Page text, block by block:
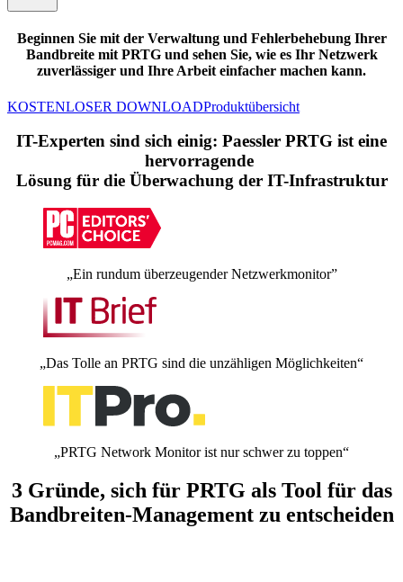
Beginnen Sie mit der Verwaltung und Fehlerbehebung Ihrer
Bandbreite mit PRTG und sehen Sie, wie es Ihr Netzwerk
zuverlässiger und Ihre Arbeit einfacher machen kann.
KOSTENLOSER DOWNLOADProduktübersicht
IT-Experten sind sich einig: Paessler PRTG ist eine
hervorragende
Lösung für die Überwachung der IT-Infrastruktur
„Ein rundum überzeugender Netzwerkmonitor”
„Das Tolle an PRTG sind die unzähligen Möglichkeiten“
„PRTG Network Monitor ist nur schwer zu toppen“
3 Gründe, sich für PRTG als Tool für das
Bandbreiten-Management zu entscheiden